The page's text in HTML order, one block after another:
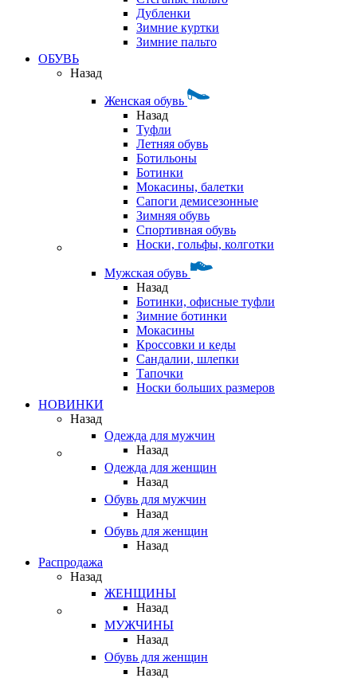
Дубленки
Зимние куртки
Зимние пальто
ОБУВЬ
Назад
Женская обувь
Назад
Туфли
Летняя обувь
Ботильоны
Ботинки
Мокасины, балетки
Сапоги демисезонные
Зимняя обувь
Спортивная обувь
Носки, гольфы, колготки
Мужская обувь
Назад
Ботинки, офисные туфли
Зимние ботинки
Мокасины
Кроссовки и кеды
Сандалии, шлепки
Тапочки
Носки больших размеров
НОВИНКИ
Назад
Одежда для мужчин
Назад
Одежда для женщин
Назад
Обувь для мужчин
Назад
Обувь для женщин
Назад
Распродажа
Назад
ЖЕНЩИНЫ
Назад
МУЖЧИНЫ
Назад
Обувь для женщин
Назад